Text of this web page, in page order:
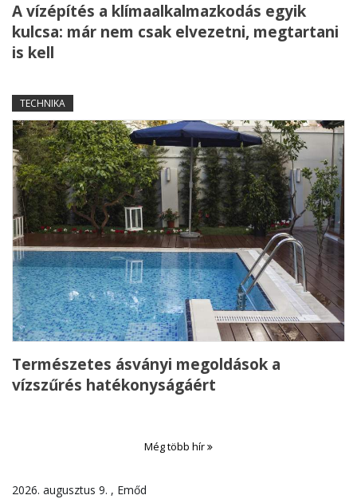
A vízépítés a klímaalkalmazkodás egyik
kulcsa: már nem csak elvezetni, megtartani
is kell
TECHNIKA
Természetes ásványi megoldások a
vízszűrés hatékonyságáért
Még több hír
2026. augusztus 9. , Emőd